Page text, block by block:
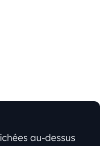
au-dessus